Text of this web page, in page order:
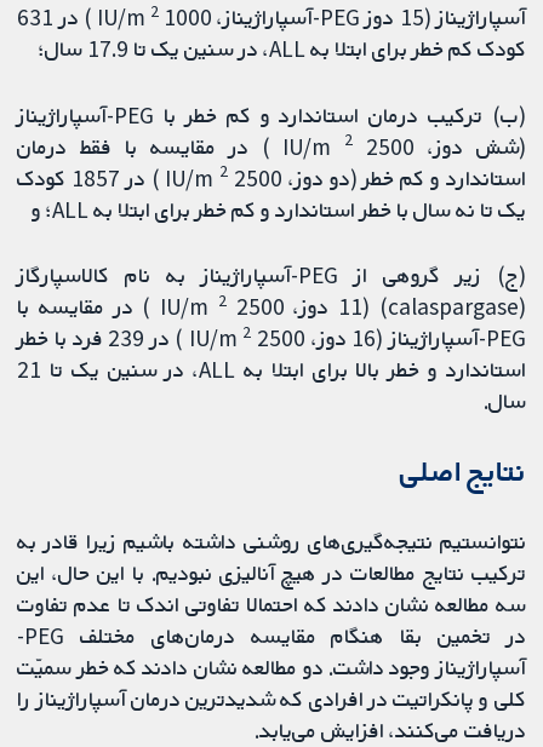
آسپاراژیناز (15 دوز PEG-آسپاراژیناز، 1000 IU/m 2
) در 631
کودک کم خطر برای ابتلا به ALL، در سنین یک تا 17.9 سال؛
(ب) ترکیب درمان استاندارد و کم خطر با PEG-آسپاراژیناز
(شش دوز، 2500 IU/m
2
) در مقایسه با فقط درمان
استاندارد و کم خطر (دو دوز، 2500 IU/m
2
) در 1857 کودک
یک تا نه سال با خطر استاندارد و کم خطر برای ابتلا به ALL؛ و
(ج) زیر گروهی از PEG-آسپاراژیناز به نام کالاسپارگاز
(calaspargase) (11 دوز، 2500 IU/m
2
) در مقایسه با
PEG-آسپاراژیناز (16 دوز، 2500 IU/m
2
) در 239 فرد با خطر
استاندارد و خطر بالا برای ابتلا به ALL، در سنین یک تا 21
سال.
نتایج اصلی
نتوانستیم نتیجه‌گیری‌های روشنی داشته باشیم زیرا قادر به
ترکیب نتایج مطالعات در هیچ آنالیزی نبودیم. با این حال، این
سه مطالعه نشان دادند که احتمالا تفاوتی اندک تا عدم تفاوت
در تخمین بقا هنگام مقایسه درمان‌های مختلف PEG-
آسپاراژیناز وجود داشت. دو مطالعه نشان دادند که خطر سمیّت
کلی و پانکراتیت در افرادی که شدیدترین درمان آسپاراژیناز را
دریافت می‌کنند، افزایش می‌یابد.